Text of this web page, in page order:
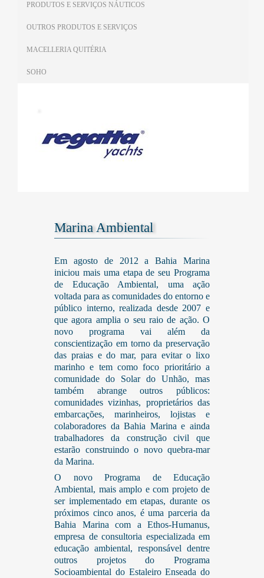
PRODUTOS E SERVIÇOS NÁUTICOS
OUTROS PRODUTOS E SERVIÇOS
MACELLERIA QUITÉRIA
SOHO
Marina Ambiental
Em agosto de 2012 a Bahia Marina
iniciou mais uma etapa de seu Programa
de Educação Ambiental, uma ação
voltada para as comunidades do entorno e
público interno, realizada desde 2007 e
que agora amplia o seu raio de ação. O
novo programa vai além da
conscientização em torno da preservação
das praias e do mar, para evitar o lixo
marinho e tem como foco prioritário a
comunidade do Solar do Unhão, mas
também abrange outros públicos:
comunidades vizinhas, proprietários das
embarcações, marinheiros, lojistas e
colaboradores da Bahia Marina e ainda
trabalhadores da construção civil que
estarão construindo o novo quebra-mar
da Marina.
O novo Programa de Educação
Ambiental, mais amplo e com projeto de
ser implementado em etapas, durante os
próximos cinco anos, é uma parceria da
Bahia Marina com a Ethos-Humanus,
empresa de consultoria especializada em
educação ambiental, responsável dentre
outros projetos do Programa
Socioambiental do Estaleiro Enseada do